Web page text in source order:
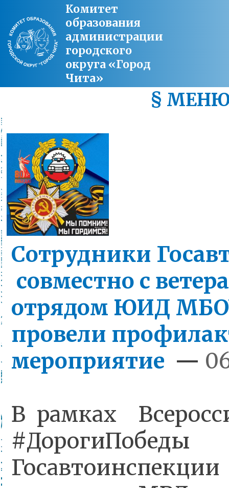
Комитет
образования
администрации
городского
округа «Город
Чита»
§
Cотрудники
совместно с
отрядом ЮИД
провели
мероприятие —
В рамках
#ДорогиПобеды